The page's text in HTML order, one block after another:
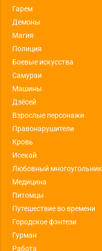
Гарем
Демоны
Магия
Полиция
Боевые искусства
Самураи
Машины
Дзёсей
Взрослые персонажи
Правонарушители
Кровь
Исекай
Любовный многоугольник
Медицина
Питомцы
Путешествие во времени
Городское фэнтези
Гурман
Работа